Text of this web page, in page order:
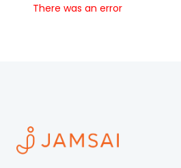
There was an error